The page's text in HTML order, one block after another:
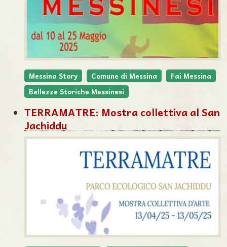
Messina Story Comune di Messina
Fai Messina
Bellezze Storiche Messinesi
TERRAMATRE: Mostra collettiva al San
Jachiddu